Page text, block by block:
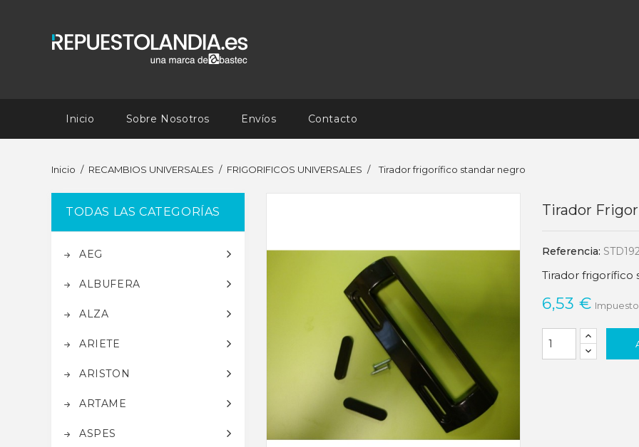
Inicio Sobre Nosotros Envíos Contacto
Inicio RECAMBIOS UNIVERSALES FRIGORIFICOS UNIVERSALES Tirador frigorífico standar negro
TODAS LAS CATEGORÍAS
AEG
ALBUFERA
ALZA
ARIETE
ARISTON
ARTAME
ASPES
Tirador
Referencia:
Tirador frigorífico
6,53 €